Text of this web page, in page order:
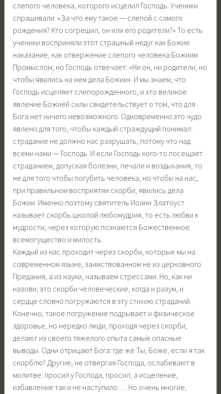
слепого человека, которого исцелил Господь. Ученики
спрашивали: «За что ему такое — слепой с самого
рождения? Кто согрешил, он или его родители?» То есть
ученики восприняли этот страшный недуг как Божие
наказание, как отвержение слепого человека Божиим
Промыслом; но Господь отвечает: «Ни он, ни родители, но
чтобы явились на нем дела Божии». И мы знаем, что
Господь исцеляет слепорожденного, и это великое
явление Божией силы свидетельствует о том, что для
Бога нет ничего невозможного. Одновременно это чудо
явлено для того, чтобы каждый страждущий понимал:
страдание не должно нас разрушать, потому что над
всеми нами — Господь. И если Господь кого-то посещает
страданием, допуская болезни, печали и воздыхания, то
не для того чтобы погубить человека, но чтобы на нас,
при правильном восприятии скорби, явились дела
Божии. Именно поэтому святитель Иоанн Златоуст
называет скорбь школой любомудрия, то есть любви к
мудрости, через которую познаются Божественное
всемогущество и милость.
Каждый из нас проходит через скорби, которые мы на
современном языке, заимствованном не из церковного
Предания, а из науки, называем стрессами. Но, как ни
назови, это скорби человеческие, когда и разум, и
сердце словно погружаются в эту стихию страданий.
Конечно, такое погружение подрывает и физическое
здоровье, но нередко люди, проходя через скорби,
делают из своего тяжелого опыта самые опасные
выводы. Одни отрицают Бога: где же Ты, Боже, если я так
скорблю? Другие, не отвергая Господа, ослабевают в
молитве: просил у Господа, просил, а исцеление,
избавление так и не наступило…. Но очень многие,